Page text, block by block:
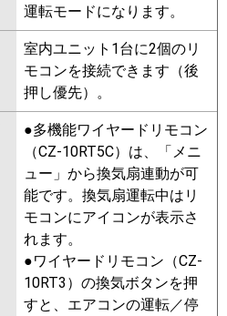
運転モードになります。
室内ユニット1台に2個のリ
モコンを接続できます（後
押し優先）。
●多機能ワイヤードリモコン
（CZ-10RT5C）は、「メニ
ュー」から換気扇連動が可
能です。換気扇運転中はリ
モコンにアイコンが表示さ
れます。
●ワイヤードリモコン（CZ-
10RT3）の換気ボタンを押
すと、エアコンの運転／停